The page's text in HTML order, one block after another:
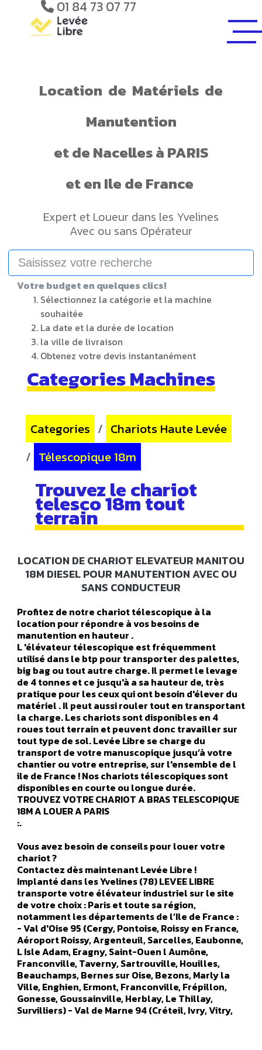
01 84 73 07 77
Location de Matériels de
Manutention
et deNacellesà PARIS
et en Ile de France
Expert et Loueur dans les Yvelines
Avec ou sans Opérateur
Votre budget en quelques clics!
Sélectionnez la catégorie et la machine
souhaitée
La date et la durée de location
la ville de livraison
Obtenez votre devis instantanément
Categories Machines
Categories / Chariots Haute Levée
/ Télescopique 18m
Trouvez le chariot
telesco 18m tout
terrain
LOCATION DE CHARIOT ELEVATEUR MANITOU
18M DIESEL POUR MANUTENTION AVEC OU
SANS CONDUCTEUR
Profitez de notre chariot télescopique à la
location pour répondre à vos besoins de
manutention en hauteur .
L 'élévateur télescopique est fréquemment
utilisé dans le btp pour transporter des palettes,
big bag ou tout autre charge. Il permet le levage
de 4 tonnes et ce jusqu'à a sa hauteur de, très
pratique pour les ceux qui ont besoin d'élever du
matériel . Il peut aussi rouler tout en transportant
la charge. Les chariots sont disponibles en 4
roues tout terrain et peuvent donc travailler sur
tout type de sol. Levée Libre se charge du
transport de votre manuscopique jusqu’à votre
chantier ou votre entreprise, sur l'ensemble de l
ile de France ! Nos chariots télescopiques sont
disponibles en courte ou longue durée.
TROUVEZ VOTRE CHARIOT A BRAS TELESCOPIQUE
18M A LOUER A PARIS
:.
Vous avez besoin de conseils pour louer votre
chariot ?
Contactez dès maintenant Levée Libre !
Implanté dans les Yvelines (78) LEVEE LIBRE
transporte votre élévateur industriel sur le site
de votre choix : Paris et toute sa région,
notamment les départements de l’Ile de France :
- Val d'Oise 95 (Cergy, Pontoise, Roissy en France,
Aéroport Roissy, Argenteuil, Sarcelles, Eaubonne,
L Isle Adam, Eragny, Saint-Ouen l Aumône,
Franconville, Taverny, Sartrouville, Houilles,
Beauchamps, Bernes sur Oise, Bezons, Marly la
Ville, Enghien, Ermont, Franconville, Frépillon,
Gonesse, Goussainville, Herblay, Le Thillay,
Survilliers) - Val de Marne 94 (Créteil, Ivry, Vitry,